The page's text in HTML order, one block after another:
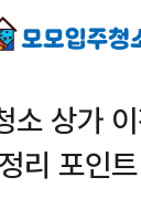
소 상가
리 포인트